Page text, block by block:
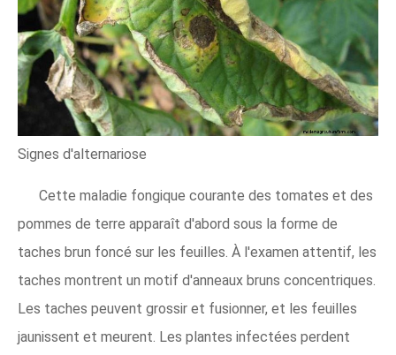
Signes d'alternariose
Cette maladie fongique courante des tomates et des
pommes de terre apparaît d'abord sous la forme de
taches brun foncé sur les feuilles. À l'examen attentif, les
taches montrent un motif d'anneaux bruns concentriques.
Les taches peuvent grossir et fusionner, et les feuilles
jaunissent et meurent. Les plantes infectées perdent